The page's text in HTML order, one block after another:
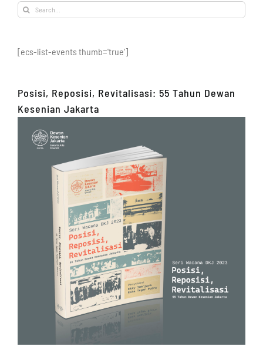
Search
for:
[ecs-list-events thumb='true']
Posisi, Reposisi, Revitalisasi: 55 Tahun Dewan
Kesenian Jakarta